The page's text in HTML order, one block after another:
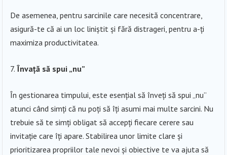
De asemenea, pentru sarcinile care necesită concentrare,
asigură-te că ai un loc liniștit și fără distrageri, pentru a-ți
maximiza productivitatea.
Învață să spui „nu”
În gestionarea timpului, este esențial să înveți să spui „nu”
atunci când simți că nu poți să îți asumi mai multe sarcini. Nu
trebuie să te simți obligat să accepți fiecare cerere sau
invitație care îți apare. Stabilirea unor limite clare și
prioritizarea propriilor tale nevoi și obiective te va ajuta să